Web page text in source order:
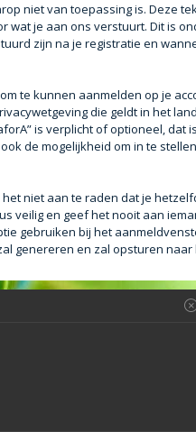
niet van toepassing is. Deze
wat je aan ons verstuurt. Dit is
zijn na je registratie en
te kunnen aanmelden op je
die geldt in het
is verplicht of optioneel, dat
de mogelijkheid om in te
niet aan te raden dat je
veilig en geef het nooit aan
gebruiken bij het
genereren en zal opsturen